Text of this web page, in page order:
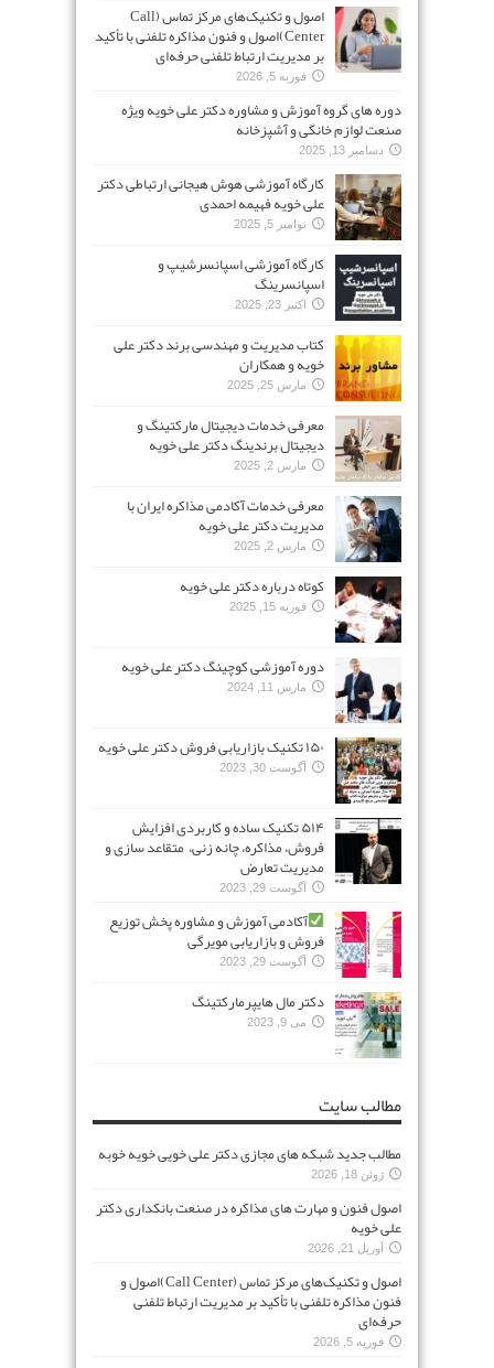
اصول و تکنیک‌های مرکز تماس (Call
Center)اصول و فنون مذاکره تلفنی با تأکید
بر مدیریت ارتباط تلفنی حرفه‌ای
فوریه 5, 2026
دوره های گروه آموزش و مشاوره دکتر علی خویه ویژه
صنعت لوازم خانگی و آشپزخانه
دسامبر 13, 2025
کارگاه آموزشی هوش هیجانی ارتباطی دکتر
علی خویه فهیمه احمدی
نوامبر 5, 2025
کارگاه آموزشی اسپانسرشیپ و
اسپانسرینگ
اکتبر 23, 2025
کتاب مدیریت و مهندسی برند دکتر علی
خویه و همکاران
مارس 25, 2025
معرفی خدمات دیجیتال مارکتینگ و
دیجیتال برندینگ دکتر علی خویه
مارس 2, 2025
معرفی خدمات آکادمی مذاکره ایران با
مدیریت دکتر علی خویه
مارس 2, 2025
کوتاه درباره دکتر علی خویه
فوریه 15, 2025
دوره آموزشی کوچینگ دکتر علی خویه
مارس 11, 2024
۱۵۰ تکنیک بازاریابی فروش دکتر علی خویه
آگوست 30, 2023
۵۱۴ تکنیک ساده و کاربردی افزایش
فروش، مذاکره، چانه زنی، متقاعد سازی و
مدیریت تعارض
آگوست 29, 2023
آکادمی آموزش و مشاوره پخش توزیع
فروش و بازاریابی مویرگی
آگوست 29, 2023
دکتر مال هایپرمارکتینگ
می 9, 2023
مطالب سایت
مطالب جدید شبکه های مجازی دکتر علی خویی خویه خوبه
ژوئن 18, 2026
اصول فنون و مهارت های مذاکره در صنعت بانکداری دکتر
علی خویه
آوریل 21, 2026
اصول و تکنیک‌های مرکز تماس (Call Center)اصول و
فنون مذاکره تلفنی با تأکید بر مدیریت ارتباط تلفنی
حرفه‌ای
فوریه 5, 2026